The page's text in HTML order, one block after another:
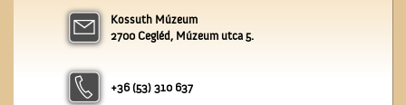
Kossuth Múzeum
2700 Cegléd, Múzeum utca 5.
+36 (53) 310 637